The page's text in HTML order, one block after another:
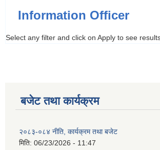
Information Officer
Select any filter and click on Apply to see
बजेट तथा कार्यक्रम
२०८३-०८४ नीति, कार्यक्रम तथा बजेट
मिति: 06/23/2026 - 11:47